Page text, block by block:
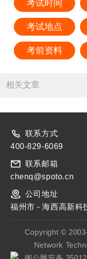
考试时间
考试地点
考前资料
相关文章
联系方式
400-829-6069
联系邮箱
chenq@spoto.cn
公司地址
福州市 - 海西高新科
Copyright ©
Network